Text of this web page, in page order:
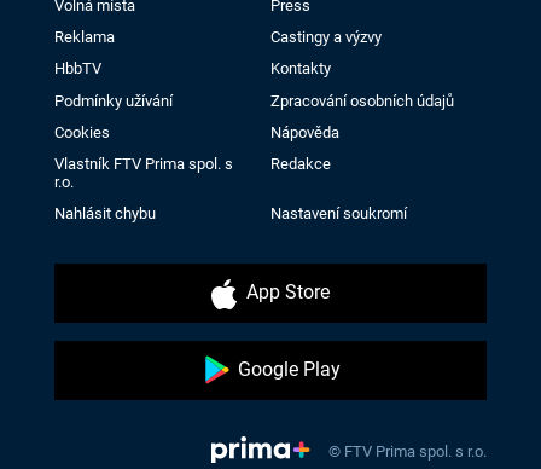
Volná místa
Press
Reklama
Castingy a výzvy
HbbTV
Kontakty
Podmínky užívání
Zpracování osobních údajů
Cookies
Nápověda
Vlastník FTV Prima spol. s
r.o.
Redakce
Nahlásit chybu Nastavení soukromí
App Store
Google Play
© FTV Prima spol. s r.o.